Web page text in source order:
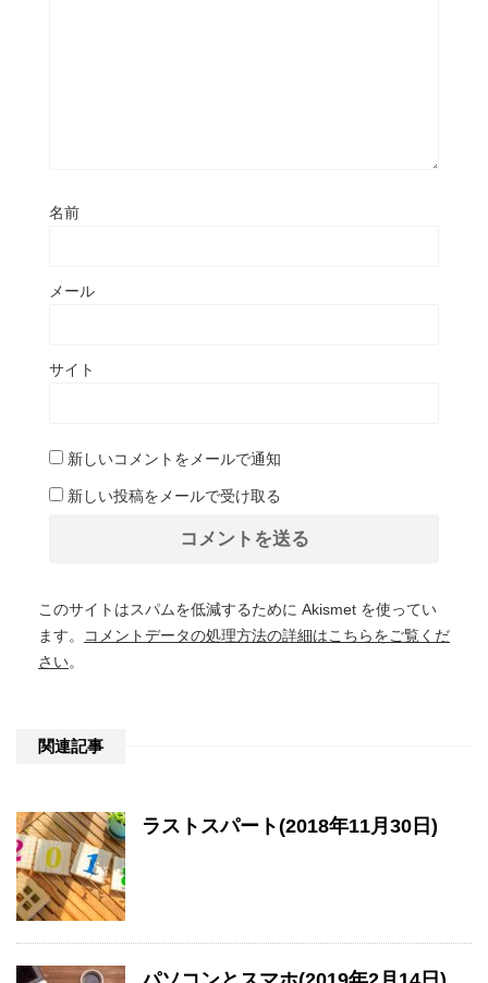
名前
メール
サイト
新しいコメントをメールで通知
新しい投稿をメールで受け取る
このサイトはスパムを低減するために Akismet を使ってい
ます。
コメントデータの処理方法の詳細はこちらをご覧くだ
さい。
関連記事
ラストスパート(2018年11月30日)